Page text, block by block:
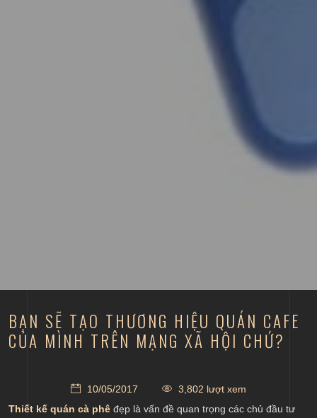
BẠN SẼ TẠO THƯƠNG HIỆU QUÁN CAFE
CỦA MÌNH TRÊN MẠNG XÃ HỘI CHỨ?
10/05/2017
3,802 lượt xem
Thiết kế quán cà phê đẹp là vấn đề quan trọng các chủ đầu tư